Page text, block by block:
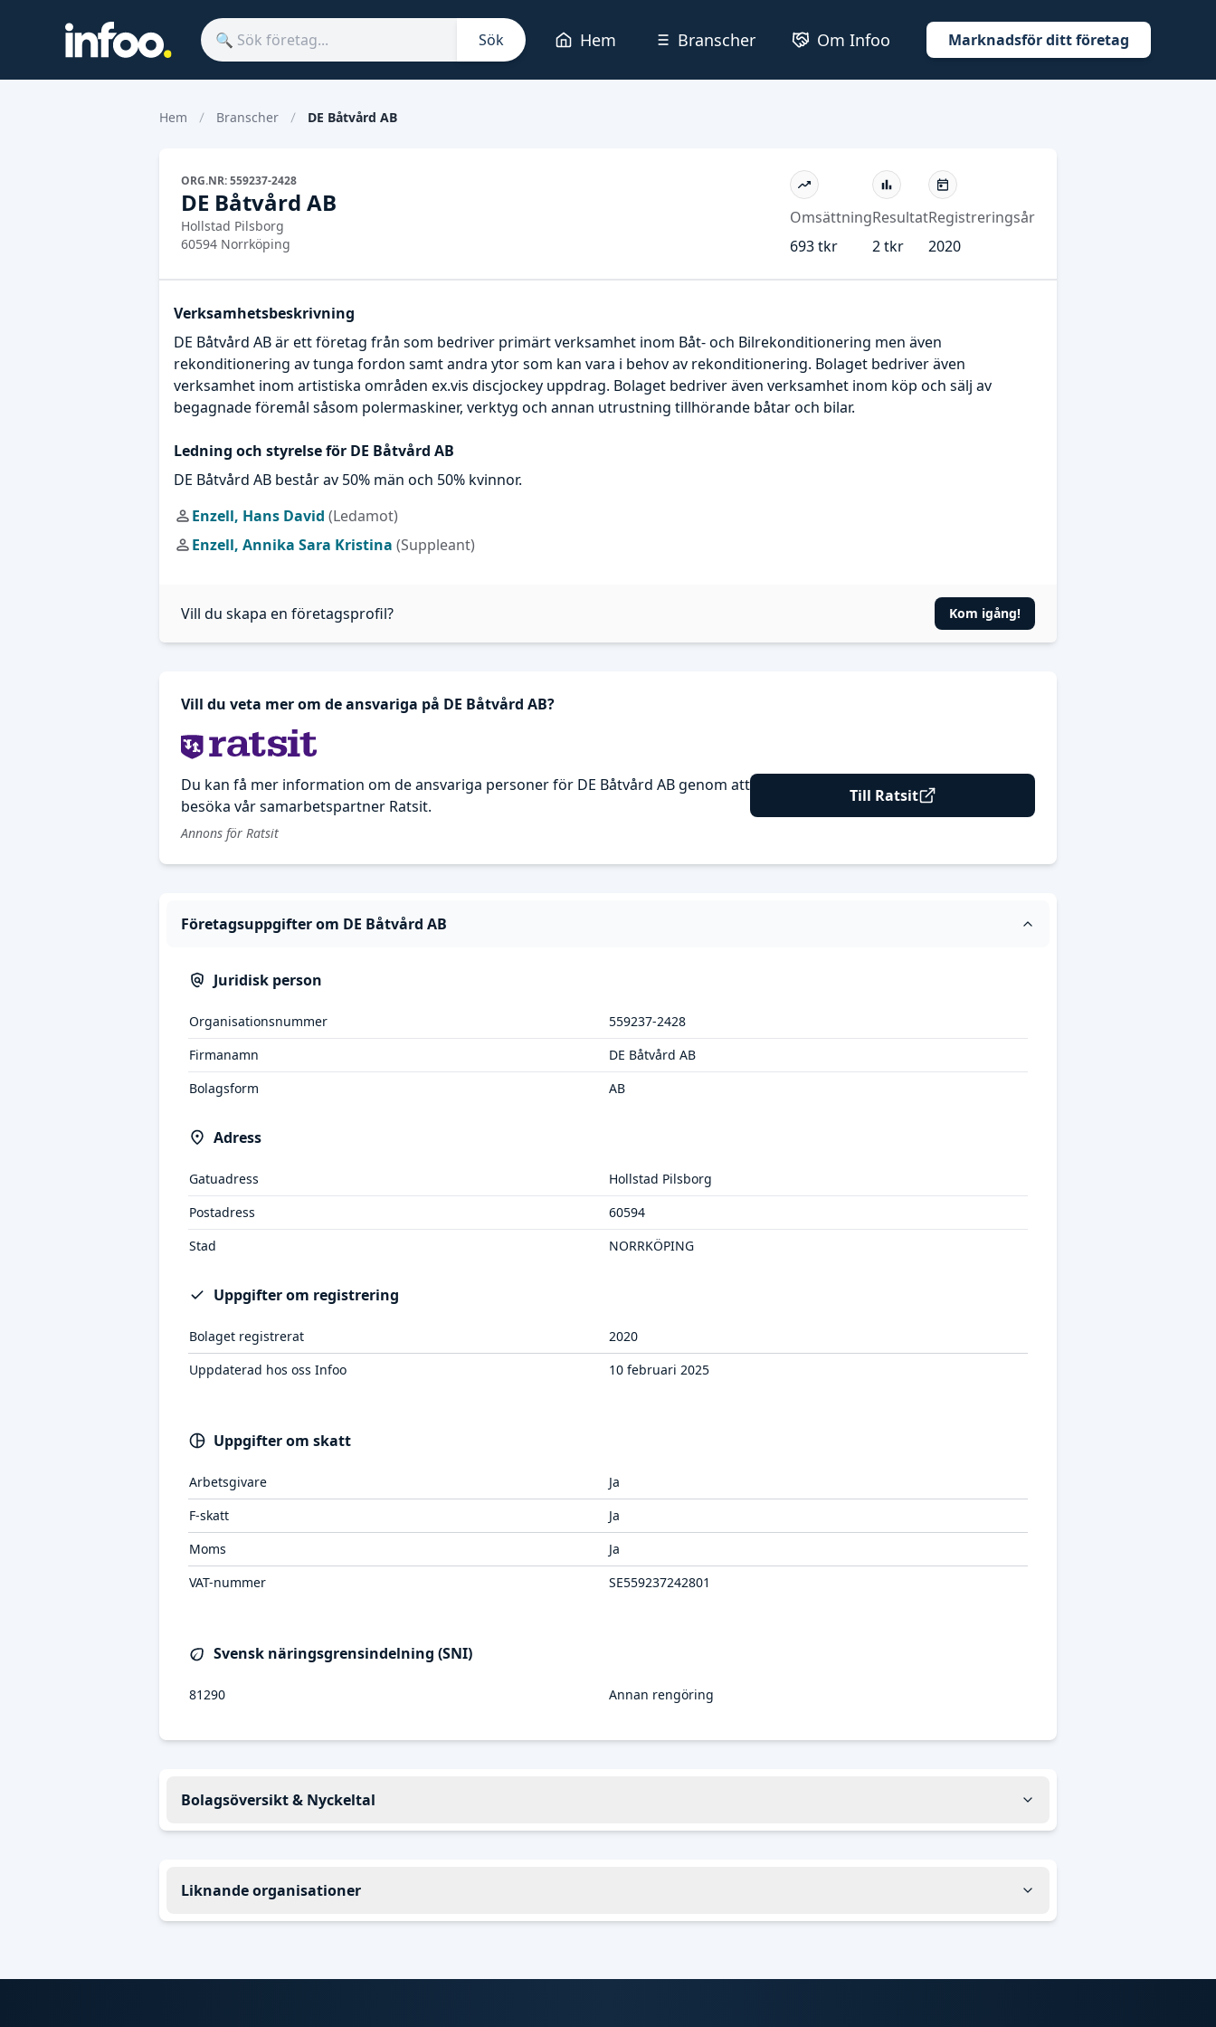
Sök Hem Branscher Om Infoo Marknadsför ditt företag
Hem Branscher DE Båtvård AB
ORG.NR: 559237-2428
DE Båtvård AB
Hollstad Pilsborg
60594 Norrköping
Omsättning
693 tkr
Resultat
2 tkr
Registreringsår
2020
Verksamhetsbeskrivning
DE Båtvård AB är ett företag från som bedriver primärt verksamhet inom Båt- och Bilrekonditionering men även
rekonditionering av tunga fordon samt andra ytor som kan vara i behov av rekonditionering. Bolaget bedriver även
verksamhet inom artistiska områden ex.vis discjockey uppdrag. Bolaget bedriver även verksamhet inom köp och sälj av
begagnade föremål såsom polermaskiner, verktyg och annan utrustning tillhörande båtar och bilar.
Ledning och styrelse för DE Båtvård AB
DE Båtvård AB består av 50% män och 50% kvinnor.
Enzell, Hans David (Ledamot)
Enzell, Annika Sara Kristina (Suppleant)
Vill du skapa en företagsprofil? Kom igång!
Vill du veta mer om de ansvariga på DE Båtvård AB?
Du kan få mer information om de ansvariga personer för DE Båtvård AB genom att
besöka vår samarbetspartner Ratsit.
Till Ratsit
Annons för Ratsit
Företagsuppgifter om DE Båtvård AB
Juridisk person
Organisationsnummer
559237-2428
Firmanamn
DE Båtvård AB
Bolagsform
AB
Adress
Gatuadress
Hollstad Pilsborg
Postadress
60594
Stad
NORRKÖPING
Uppgifter om registrering
Bolaget registrerat
2020
Uppdaterad hos oss Infoo
10 februari 2025
Uppgifter om skatt
Arbetsgivare
Ja
F-skatt
Ja
Moms
Ja
VAT-nummer
SE559237242801
Svensk näringsgrensindelning (SNI)
81290 Annan rengöring
Bolagsöversikt & Nyckeltal
Liknande organisationer